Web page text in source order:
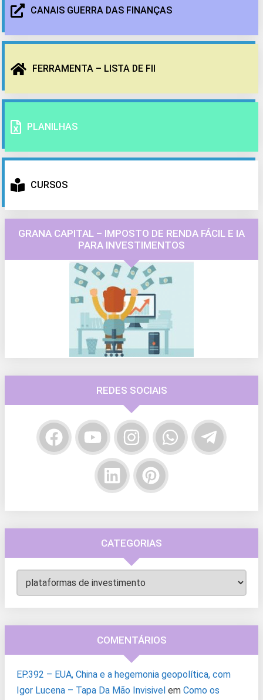
CANAIS GUERRA DAS FINANÇAS
FERRAMENTA – LISTA DE FII
PLANILHAS
CURSOS
GRANA CAPITAL – IMPOSTO DE RENDA FÁCIL E IA
PARA INVESTIMENTOS
REDES SOCIAIS
CATEGORIAS
Categorias
COMENTÁRIOS
EP.392 – EUA, China e a hegemonia geopolítica, com
Igor Lucena – Tapa Da Mão Invisivel em Como os